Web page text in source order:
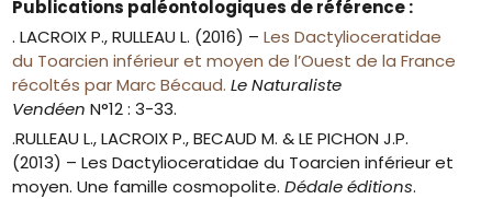
Publications paléontologiques de référence :
. LACROIX P., RULLEAU L. (2016) –Les Dactylioceratidae
du Toarcien inférieur et moyen de l’Ouest de la France
récoltés par Marc Bécaud.Le Naturaliste
Vendéen N°12 : 3-33.
.RULLEAU L., LACROIX P., BECAUD M. & LE PICHON J.P.
(2013) – Les Dactylioceratidae du Toarcien inférieur et
moyen. Une famille cosmopolite.Dédale éditions.